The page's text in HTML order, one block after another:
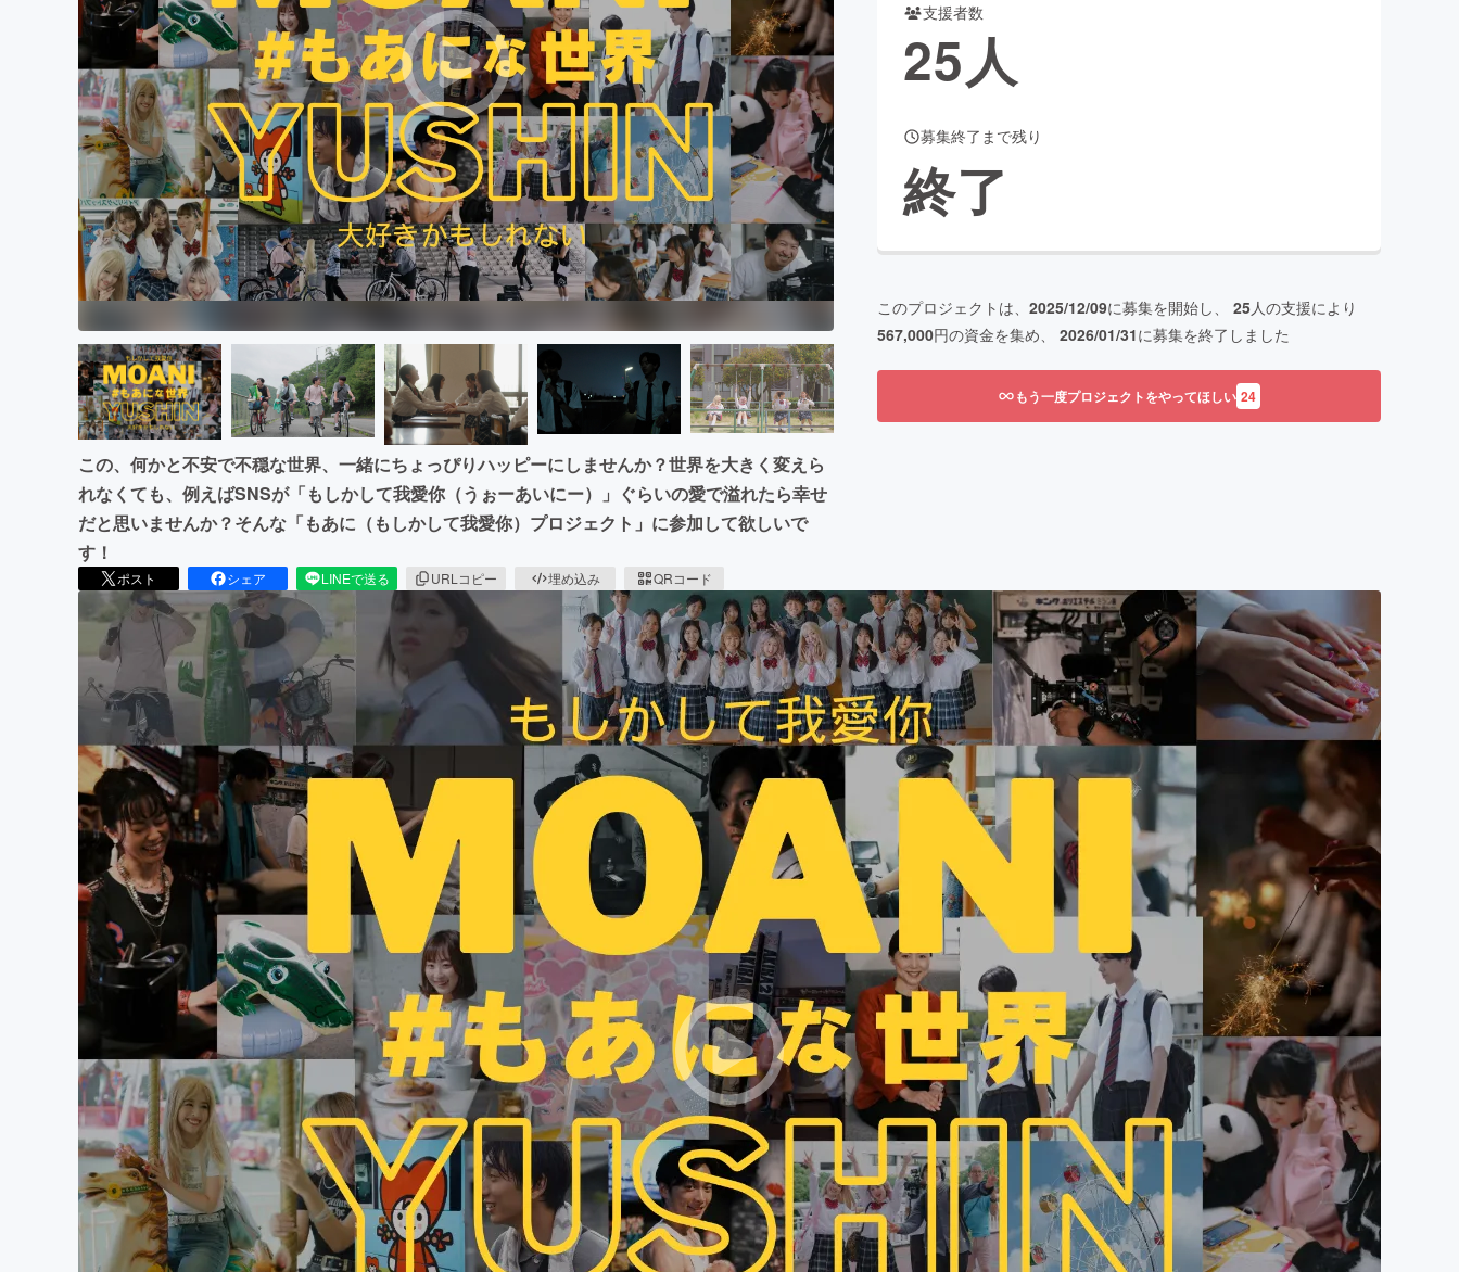
この、何かと不安で不穏な世界、一緒にちょっぴりハッピーにしませんか？世界を大きく変えら
れなくても、例えばSNSが「もしかして我愛你（うぉーあいにー）」ぐらいの愛で溢れたら幸せ
だと思いませんか？そんな「もあに（もしかして我愛你）プロジェクト」に参加して欲しいで
す！
ポスト シェア LINEで送る URLコピー 埋め込み QRコード
支援者数
25人
募集終了まで残り
終了
このプロジェクトは、 2025/12/09に募集を開始し、 25人の支援により
567,000円の資金を集め、 2026/01/31に募集を終了しました
もう一度プロジェクトをやってほしい 24